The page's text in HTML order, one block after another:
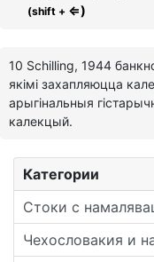
Категории
Стоки с
Чехословакия и
(shift + ⇐)
10 Schilling, 1944
якімі захапляюцца
арыгінальныя
калекцый.